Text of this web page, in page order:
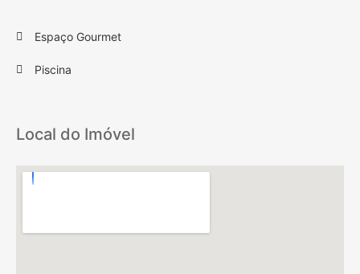
Espaço Gourmet
Piscina
Local do Imóvel